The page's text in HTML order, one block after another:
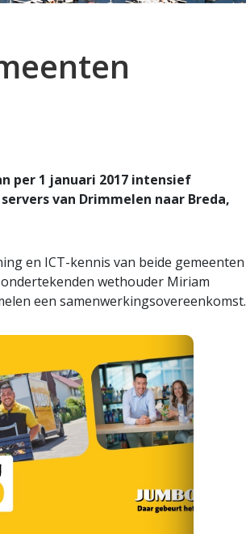
per 1 januari 2017 intensief
van Drimmelen naar Breda,
en ICT-kennis van beide gemeenten
wethouder Miriam
een samenwerkingsovereenkomst.